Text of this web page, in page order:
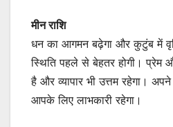
मीन राशि
धन का आगमन बढ़ेगा और कुटुंब में
स्थिति पहले से बेहतर होगी। प्रेम
है और व्यापार भी उत्तम रहेगा।
आपके लिए लाभकारी रहेगा।